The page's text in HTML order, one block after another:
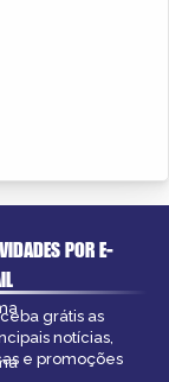
POR E-
grátis as
notícias,
e promoções